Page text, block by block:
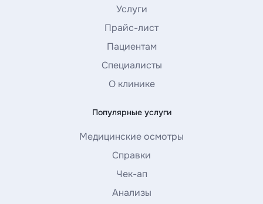
Услуги
Прайс-лист
Пациентам
Специалисты
О клинике
Популярные услуги
Медицинские осмотры
Справки
Чек-ап
Анализы